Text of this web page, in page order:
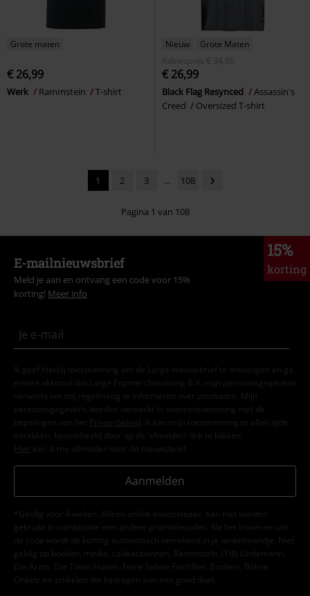
Grote maten
€ 26,99
Werk Rammstein T-shirt
Nieuw
Grote Maten
Adviesprijs
€ 34,95
€ 26,99
Black Flag Resynced
Assassin's
Creed
Oversized T-shirt
1 2 3 ... 108
Pagina 1 van 108
15%
korting
E-mailnieuwsbrief
Meld je aan en ontvang een code voor 15%
korting! Meer info
Ik geef hierbij toestemming om de Large-nieuwsbrief te ontvangen en ga
ermee akkoord dat Large Popmerchandising B.V. mijn persoonsgegevens
verwerkt om mij regelmatig te informeren over producten. Mijn
persoonsgegevens worden verwerkt in overeenstemming met de
bepalingen van het
Privacybeleid . Ik kan mijn toestemming te allen tijde
intrekken, bijvoorbeeld door op de ‘afmelden’-link te klikken.
Hier kan ik me afmelden voor de nieuwsbrief.
Aanmelden
*Geldig voor 4 weken. Alleen online inwisselbaar. Kan niet worden
gebruikt in combinatie met andere promotiecodes. Na het invoeren van
de code wordt de korting automatisch verrekend in je winkelmandje. Niet
geldig op boeken, media, cadeaubonnen, Rammstein, (Till) Lindemann,
Die Ärzte, Die Toten Hosen, Feine Sahne Fischfilet, Broilers, Böhse
Onkelz en artikelen die bijdragen aan een goed doel.